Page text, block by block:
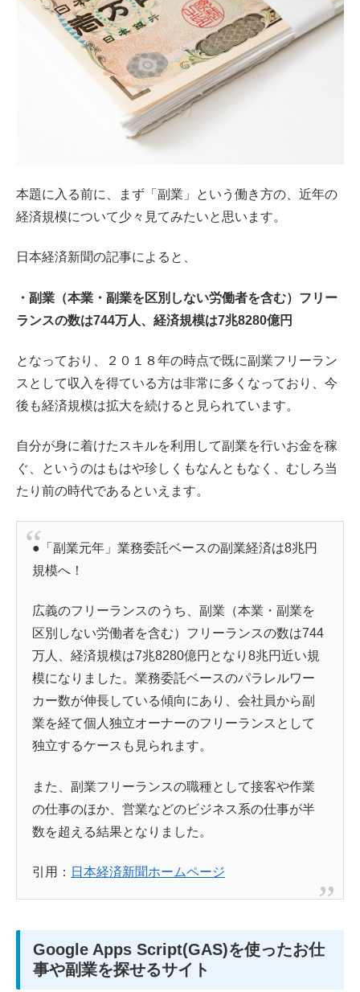
本題に入る前に、まず「副業」という働き方の、近年の
経済規模について少々見てみたいと思います。
日本経済新聞の記事によると、
・副業（本業・副業を区別しない労働者を含む）フリー
ランスの数は744万人、経済規模は7兆8280億円
となっており、２０１８年の時点で既に副業フリーラン
スとして収入を得ている方は非常に多くなっており、今
後も経済規模は拡大を続けると見られています。
自分が身に着けたスキルを利用して副業を行いお金を稼
ぐ、というのはもはや珍しくもなんともなく、むしろ当
たり前の時代であるといえます。
●「副業元年」業務委託ベースの副業経済は8兆円
規模へ！
広義のフリーランスのうち、副業（本業・副業を
区別しない労働者を含む）フリーランスの数は744
万人、経済規模は7兆8280億円となり8兆円近い規
模になりました。業務委託ベースのパラレルワー
カー数が伸長している傾向にあり、会社員から副
業を経て個人独立オーナーのフリーランスとして
独立するケースも見られます。
また、副業フリーランスの職種として接客や作業
の仕事のほか、営業などのビジネス系の仕事が半
数を超える結果となりました。
引用： 日本経済新聞ホームページ
Google Apps Script(GAS)を使ったお仕
事や副業を探せるサイト